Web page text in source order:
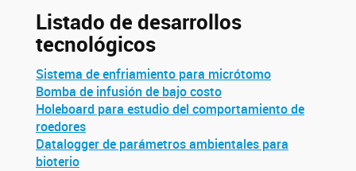
Listado de desarrollos
tecnológicos
Sistema de enfriamiento para micrótomo
Bomba de infusión de bajo costo
Holeboard para estudio del comportamiento de
roedores
Datalogger de parámetros ambientales para
bioterio